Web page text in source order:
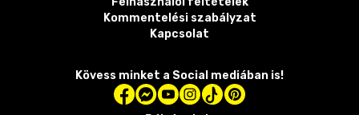
Kommentelési szabályzat
Kapcsolat
Kövess minket a Social mediában is!